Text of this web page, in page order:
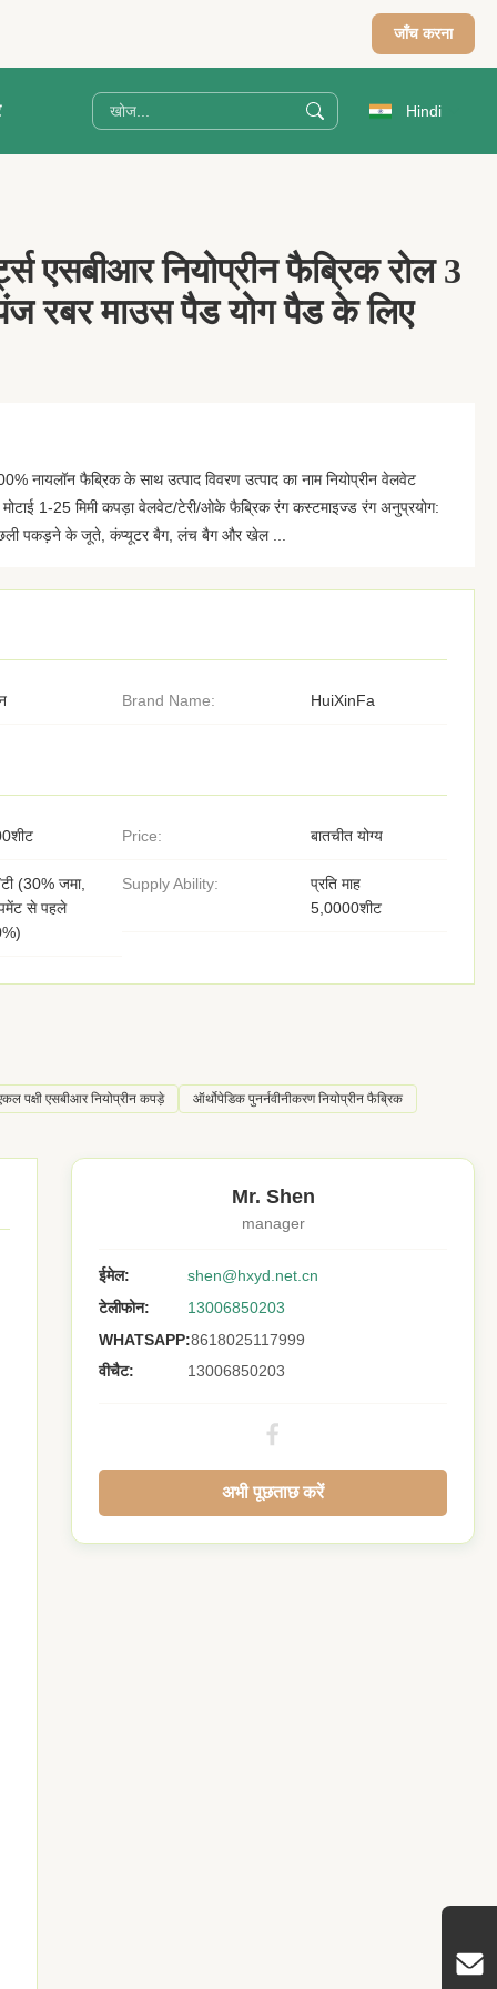
जाँच करना
Hindi
एसबीआर नियोप्रीन फैब्रिक रोल 3
रबर माउस पैड योग पैड के लिए
नायलॉन फैब्रिक के साथ उत्पाद विवरण उत्पाद का नाम नियोप्रीन वेलवेट
1-25 मिमी कपड़ा वेलवेट/टेरी/ओके फैब्रिक रंग कस्टमाइज्ड रंग अनुप्रयोग:
पकड़ने के जूते, कंप्यूटर बैग, लंच बैग और खेल ...
Brand Name: HuiXinFa
Price: बातचीत योग्य
टी (30% जमा,
से पहले
Supply Ability:
प्रति माह
5,0000शीट
पक्षी एसबीआर नियोप्रीन कपड़े ऑर्थोपेडिक पुनर्नवीनीकरण नियोप्रीन फैब्रिक
Mr. Shen
manager
ईमेल:
shen@hxyd.net.cn
टेलीफोन:
13006850203
WHATSAPP:8618025117999
वीचैट:
13006850203
अभी पूछताछ करें